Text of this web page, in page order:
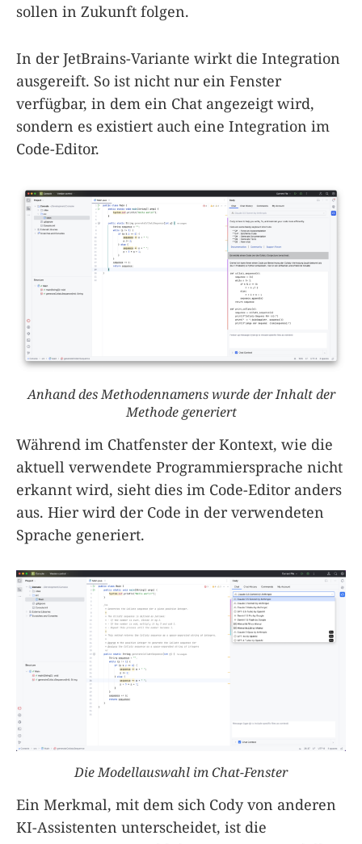
sollen in Zukunft folgen.
In der JetBrains-Variante wirkt die Integration
ausgereift. So ist nicht nur ein Fenster
verfügbar, in dem ein Chat angezeigt wird,
sondern es existiert auch eine Integration im
Code-Editor.
Anhand des Methodennamens wurde der Inhalt der
Methode generiert
Während im Chatfenster der Kontext, wie die
aktuell verwendete Programmiersprache nicht
erkannt wird, sieht dies im Code-Editor anders
aus. Hier wird der Code in der verwendeten
Sprache generiert.
Die Modellauswahl im Chat-Fenster
Ein Merkmal, mit dem sich Cody von anderen
KI-Assistenten unterscheidet, ist die